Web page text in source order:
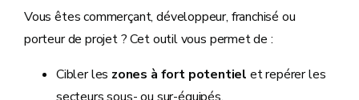
Vous êtes commerçant, développeur, franchisé ou
porteur de projet ? Cet outil vous permet de :
Cibler les zones à fort potentiel et repérer les
secteurs sous- ou sur-équipés.